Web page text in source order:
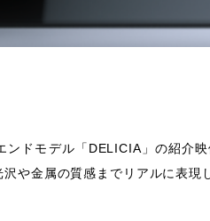
ンドモデル「DELICIA」の紹介
や金属の質感までリアルに表現